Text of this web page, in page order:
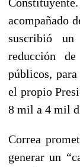
acompañado
suscribió
reducción
públicos,
el propio
8 mil a 4 mil
Correa
generar un